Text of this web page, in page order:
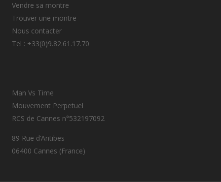
Vendre sa montre
Trouver une montre
Nous contacter
Tel : +33(0)9.82.61.17.70
Man Vs Time
Mouvement Perpetuel
RCS de Cannes n°532197092
89 Rue d’Antibes
06400 Cannes (France)